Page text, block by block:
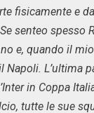
fisicamente e
senteo spesso
e, quando il
Napoli. L’ultima
in Coppa
tutte le sue